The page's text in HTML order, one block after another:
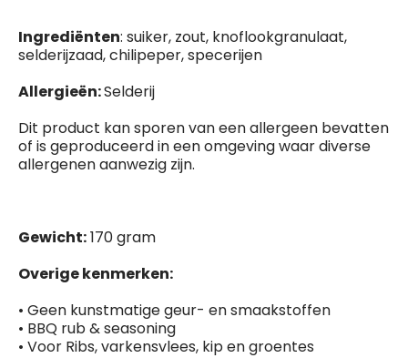
Ingrediënten: suiker, zout, knoflookgranulaat,
selderijzaad, chilipeper, specerijen
Allergieën:Selderij
Dit product kan sporen van een allergeen bevatten
of is geproduceerd in een omgeving waar diverse
allergenen aanwezig zijn.
Gewicht:170 gram
Overige kenmerken:
• Geen kunstmatige geur- en smaakstoffen
• BBQ rub & seasoning
• Voor Ribs, varkensvlees, kip en groentes